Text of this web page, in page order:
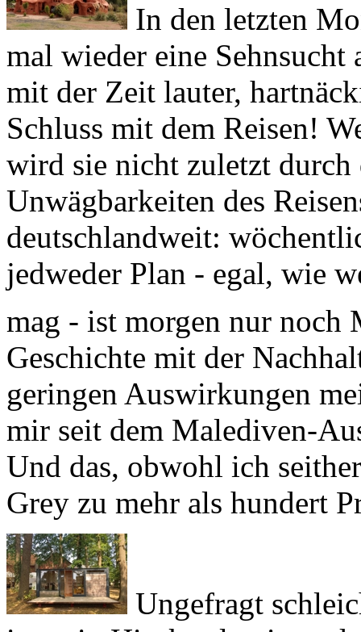
In den letzten
mal wieder eine Sehnsucht
mit der Zeit lauter,
Schluss mit dem Reisen!
wird sie nicht zuletzt
Unwägbarkeiten des
deutschlandweit:
jedweder Plan - egal, wie
mag - ist morgen nur noch
Geschichte mit der
geringen Auswirkungen
mir seit dem Malediven-
Und das, obwohl ich
Grey zu mehr als hundert
Ungefragt